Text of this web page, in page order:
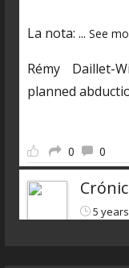
La nota: ... See
Rémy Daillet-
planned
0 0
5